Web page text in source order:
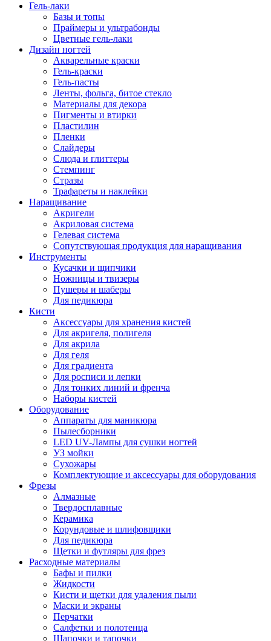
Гель-лаки
Базы и топы
Праймеры и ультрабонды
Цветные гель-лаки
Дизайн ногтей
Акварельные краски
Гель-краски
Гель-пасты
Ленты, фольга, битое стекло
Материалы для декора
Пигменты и втирки
Пластилин
Пленки
Слайдеры
Слюда и глиттеры
Стемпинг
Стразы
Трафареты и наклейки
Наращивание
Акригели
Акриловая система
Гелевая система
Сопутствующая продукция для наращивания
Инструменты
Кусачки и щипчики
Ножницы и твизеры
Пушеры и шаберы
Для педикюра
Кисти
Аксессуары для хранения кистей
Для акригеля, полигеля
Для акрила
Для геля
Для градиента
Для росписи и лепки
Для тонких линий и френча
Наборы кистей
Оборудование
Аппараты для маникюра
Пылесборники
LED UV-Лампы для сушки ногтей
УЗ мойки
Сухожары
Комплектующие и аксессуары для оборудования
Фрезы
Алмазные
Твердосплавные
Керамика
Корундовые и шлифовщики
Для педикюра
Щетки и футляры для фрез
Расходные материалы
Бафы и пилки
Жидкости
Кисти и щетки для удаления пыли
Маски и экраны
Перчатки
Салфетки и полотенца
Шапочки и тапочки